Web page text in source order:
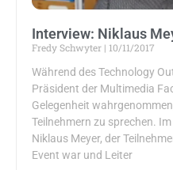
Interview: Niklaus
Fredy Schwyter
10/11/2017
Während des Technology
Präsident der Multimedia
Gelegenheit
Teilnehmern zu sprechen.
Niklaus Meyer, der
Event war und Leiter